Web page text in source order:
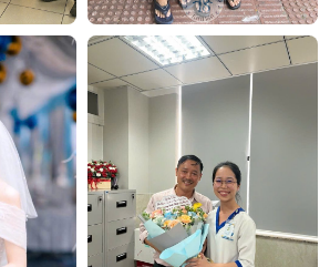
Bó hoa tươi Call me by fire